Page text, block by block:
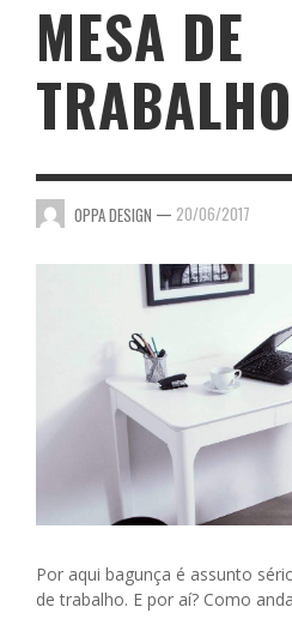
MESA DE
OPPA DESIGN — 20/06/2017
Por aqui bagunça é assunto
de trabalho. E por aí? Como